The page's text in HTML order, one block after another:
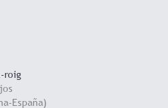
roig
España)